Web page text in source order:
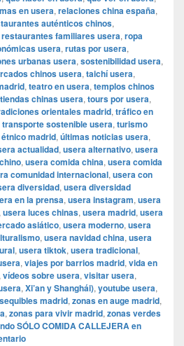
en usera, relaciones china españa,
auténticos chinos,
restaurantes familiares usera, ropa
usera, rutas por usera,
urbanas usera, sostenibilidad usera,
chinos usera, taichí usera,
, teatro en usera, templos chinos
tiendas chinas usera, tours por usera,
orientales madrid, tráfico en
transporte sostenible usera, turismo
madrid, últimas noticias usera,
actualidad, usera alternativo, usera
, usera comida china, usera comida
comunidad internacional, usera con
diversidad, usera diversidad
en la prensa, usera instagram, usera
usera luces chinas, usera madrid, usera
asiático, usera moderno, usera
, usera navidad china, usera
, usera tiktok, usera tradicional,
, viajes por barrios madrid, vida en
vídeos sobre usera, visitar usera,
, Xi’an y Shanghái), youtube usera,
madrid, zonas en auge madrid,
, zonas para vivir madrid, zonas verdes
SÓLO COMIDA CALLEJERA en